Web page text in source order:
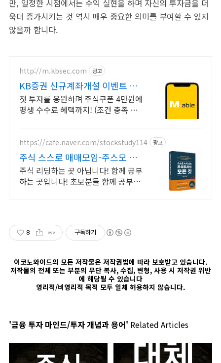
만, 일정한 시점에서는 수익 실현을 하며 자신의 투자금을 더
욱더 증가시키는 것 역시 매우 중요한 의미를 부여할 수 있지
않을까 합니다.
http://m.kbsec.com 광고
KB증권 신규계좌개설 이벤트 국
내주식쿠폰 최대 5만원
첫 투자를 응원하며 주식쿠폰 4만원에
평생 수수료 혜택까지! (조건 충족 시)
https://cafe.naver.com/stockstudy114 광고
주식 스스로 매매모임-주스모 스
스로 공부법을 배웁니다 !
주식 리딩하는 곳 아닙니다! 함께 공부
하는 곳입니다! 초보분들 함께 공부하
8 구독하기
이코노와이드의 모든 저작물은 저작권법에 따라 보호받고 있습니다.
저작물의 전체 또는 부분의 무단 복사, 수집, 변형, 사용 시 저작권 위반
에 해당될 수 있습니다
영리적/비영리적 목적 모두 일체 허용하지 않습니다.
'금융 투자 마인드/투자 개념과 용어' Related Articles